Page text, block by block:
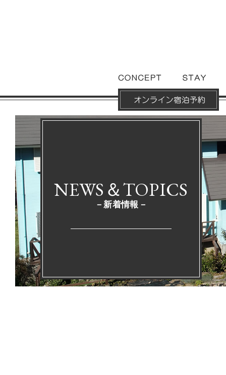
NEWS＆TOPICS
－新着情報－